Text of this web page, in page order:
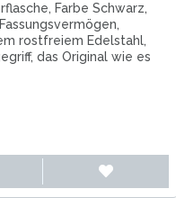
Farbe Schwarz,
rostfreiem Edelstahl,
das Original wie es